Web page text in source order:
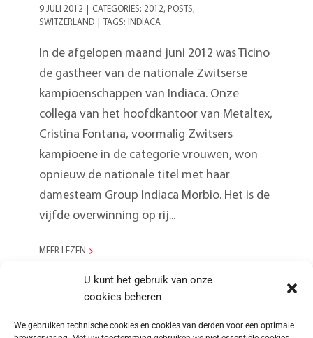
U kunt het gebruik van onze
cookies beheren
We gebruiken technische cookies en cookies van derden voor een optimale
9 JULI 2012 CATEGORIES: 2012, POSTS,
SWITZERLAND
TAGS: INDIACA
In de afgelopen maand juni 2012 was Ticino
de gastheer van de nationale Zwitserse
kampioenschappen van Indiaca. Onze
collega van het hoofdkantoor van Metaltex,
Cristina Fontana, voormalig Zwitsers
kampioene in de categorie vrouwen, won
opnieuw de nationale titel met haar
damesteam Group Indiaca Morbio. Het is de
vijfde overwinning op rij...
MEER LEZEN